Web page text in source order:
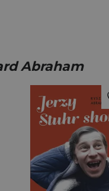
Abraham